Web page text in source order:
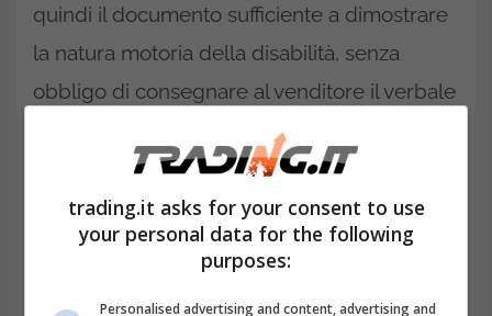
quindi il documento sufficiente a dimostrare
la natura motoria della disabilità, senza
obbligo di consegnare al venditore il verbale
di handicap o altra certificazione medica.
trading.it asks for your consent to use
your personal data for the following
purposes:
Personalised advertising and content, advertising and